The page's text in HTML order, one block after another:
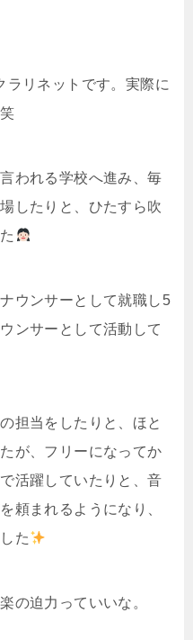
ラリネットです。実際に
われる学校へ進み、毎
したりと、ひたすら吹
ウンサーとして就職し5
ンサーとして活動して
担当をしたりと、ほと
が、フリーになってか
活躍していたりと、音
頼まれるようになり、
た
の迫力っていいな。